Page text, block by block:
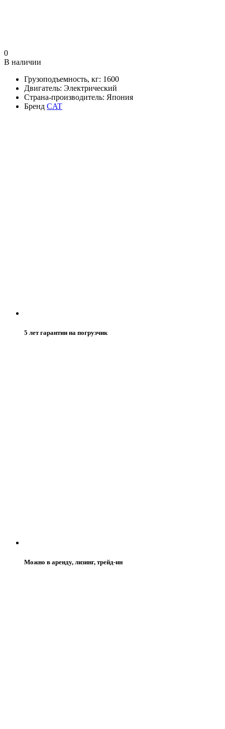
0
В наличии
Грузоподъемность, кг: 1600
Двигатель: Электрический
Страна-производитель: Япония
Бренд CAT
5 лет гарантии на погрузчик
Можно в аренду, лизинг, трейд-ин